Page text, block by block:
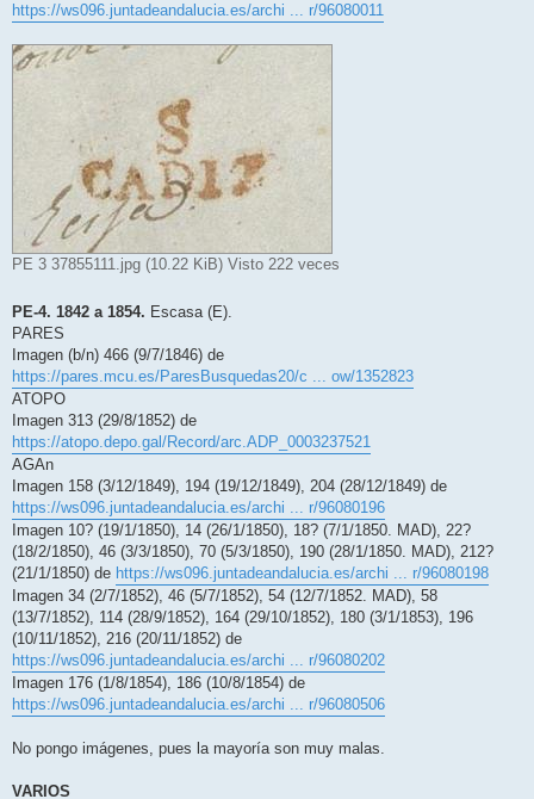
https://ws096.juntadeandalucia.es/archi ... r/96080011
PE 3 37855111.jpg (10.22 KiB) Visto 222 veces
PE-4. 1842 a 1854. Escasa (E).
PARES
Imagen (b/n) 466 (9/7/1846) de
https://pares.mcu.es/ParesBusquedas20/c ... ow/1352823
ATOPO
Imagen 313 (29/8/1852) de
https://atopo.depo.gal/Record/arc.ADP_0003237521
AGAn
Imagen 158 (3/12/1849), 194 (19/12/1849), 204 (28/12/1849) de
https://ws096.juntadeandalucia.es/archi ... r/96080196
Imagen 10? (19/1/1850), 14 (26/1/1850), 18? (7/1/1850. MAD), 22?
(18/2/1850), 46 (3/3/1850), 70 (5/3/1850), 190 (28/1/1850. MAD), 212?
(21/1/1850) de https://ws096.juntadeandalucia.es/archi ... r/96080198
Imagen 34 (2/7/1852), 46 (5/7/1852), 54 (12/7/1852. MAD), 58
(13/7/1852), 114 (28/9/1852), 164 (29/10/1852), 180 (3/1/1853), 196
(10/11/1852), 216 (20/11/1852) de
https://ws096.juntadeandalucia.es/archi ... r/96080202
Imagen 176 (1/8/1854), 186 (10/8/1854) de
https://ws096.juntadeandalucia.es/archi ... r/96080506
No pongo imágenes, pues la mayoría son muy malas.
VARIOS